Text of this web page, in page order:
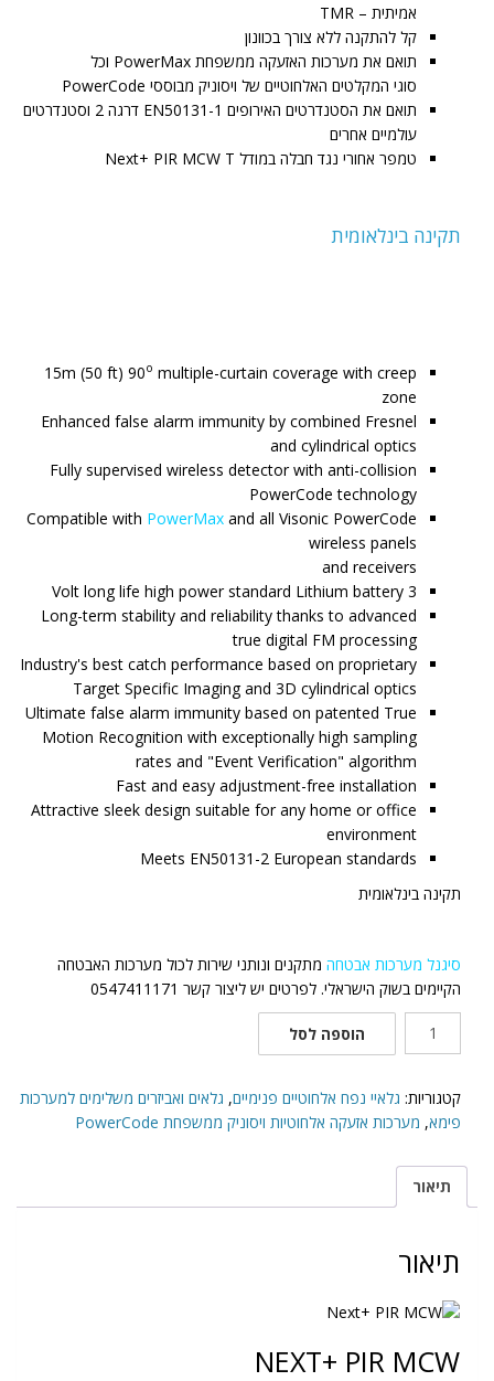
אמיתית – TMR
קל להתקנה ללא צורך בכוונון
תואם את מערכות האזעקה ממשפחת PowerMax וכל
סוגי המקלטים האלחוטיים של ויסוניק מבוססי PowerCode
תואם את הסטנדרטים האירופים EN50131-1 דרגה 2 וסטנדרטים
עולמיים אחרים
טמפר אחורי נגד חבלה במודל Next+ PIR MCW T
תקינה בינלאומית
15m (50 ft) 90o multiple-curtain coverage with creep
zone
Enhanced false alarm immunity by combined Fresnel
and cylindrical optics
Fully supervised wireless detector with anti-collision
PowerCode technology
Compatible with PowerMax and all Visonic PowerCode
wireless panels
and receivers
3 Volt long life high power standard Lithium battery
Long-term stability and reliability thanks to advanced
true digital FM processing
Industry's best catch performance based on proprietary
Target Specific Imaging and 3D cylindrical optics
Ultimate false alarm immunity based on patented True
Motion Recognition with exceptionally high sampling
rates and "Event Verification" algorithm
Fast and easy adjustment-free installation
Attractive sleek design suitable for any home or office
environment
Meets EN50131-2 European standards
תקינה בינלאומית
סיגנל מערכות אבטחה מתקנים ונותני שירות לכול מערכות האבטחה
הקיימים בשוק הישראלי. לפרטים יש ליצור קשר 0547411171
כמות
PIR
MCW
נפח
אלחוטי
הוספה לסל
קטגוריות: גלאיי נפח אלחוטיים פנימיים, גלאים ואביזרים משלימים למערכות
פימא, מערכות אזעקה אלחוטיות ויסוניק ממשפחת PowerCode
תיאור
תיאור
NEXT+ PIR MCW